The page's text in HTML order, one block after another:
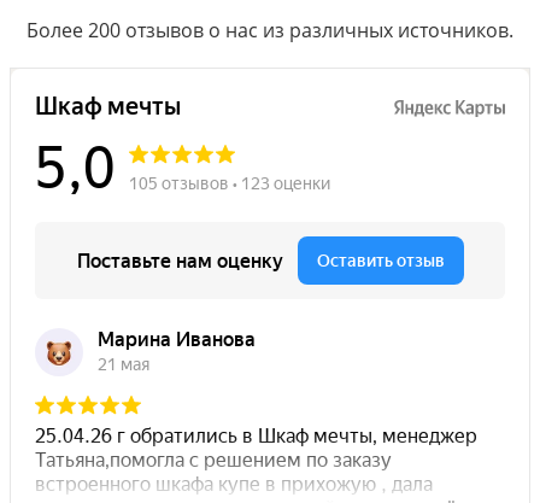
Более 200 отзывов о нас из различных источников.